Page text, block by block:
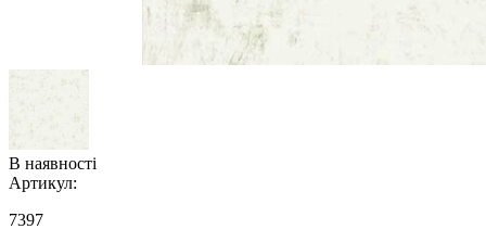
В наявності
Артикул:
7397